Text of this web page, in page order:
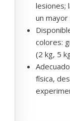
lesiones;
un
colores:
(2 kg, 5
física,